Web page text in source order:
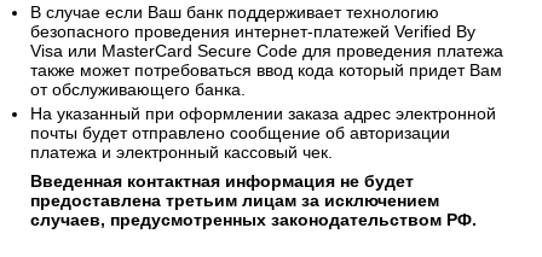
В случае если Ваш банк поддерживает технологию
безопасного проведения интернет-платежей Verified By
Visa или MasterCard Secure Code для проведения платежа
также может потребоваться ввод кода который придет Вам
от обслуживающего банка.
На указанный при оформлении заказа адрес электронной
почты будет отправлено сообщение об авторизации
платежа и электронный кассовый чек.
Введенная контактная информация не будет
предоставлена третьим лицам за исключением
случаев, предусмотренных законодательством РФ.